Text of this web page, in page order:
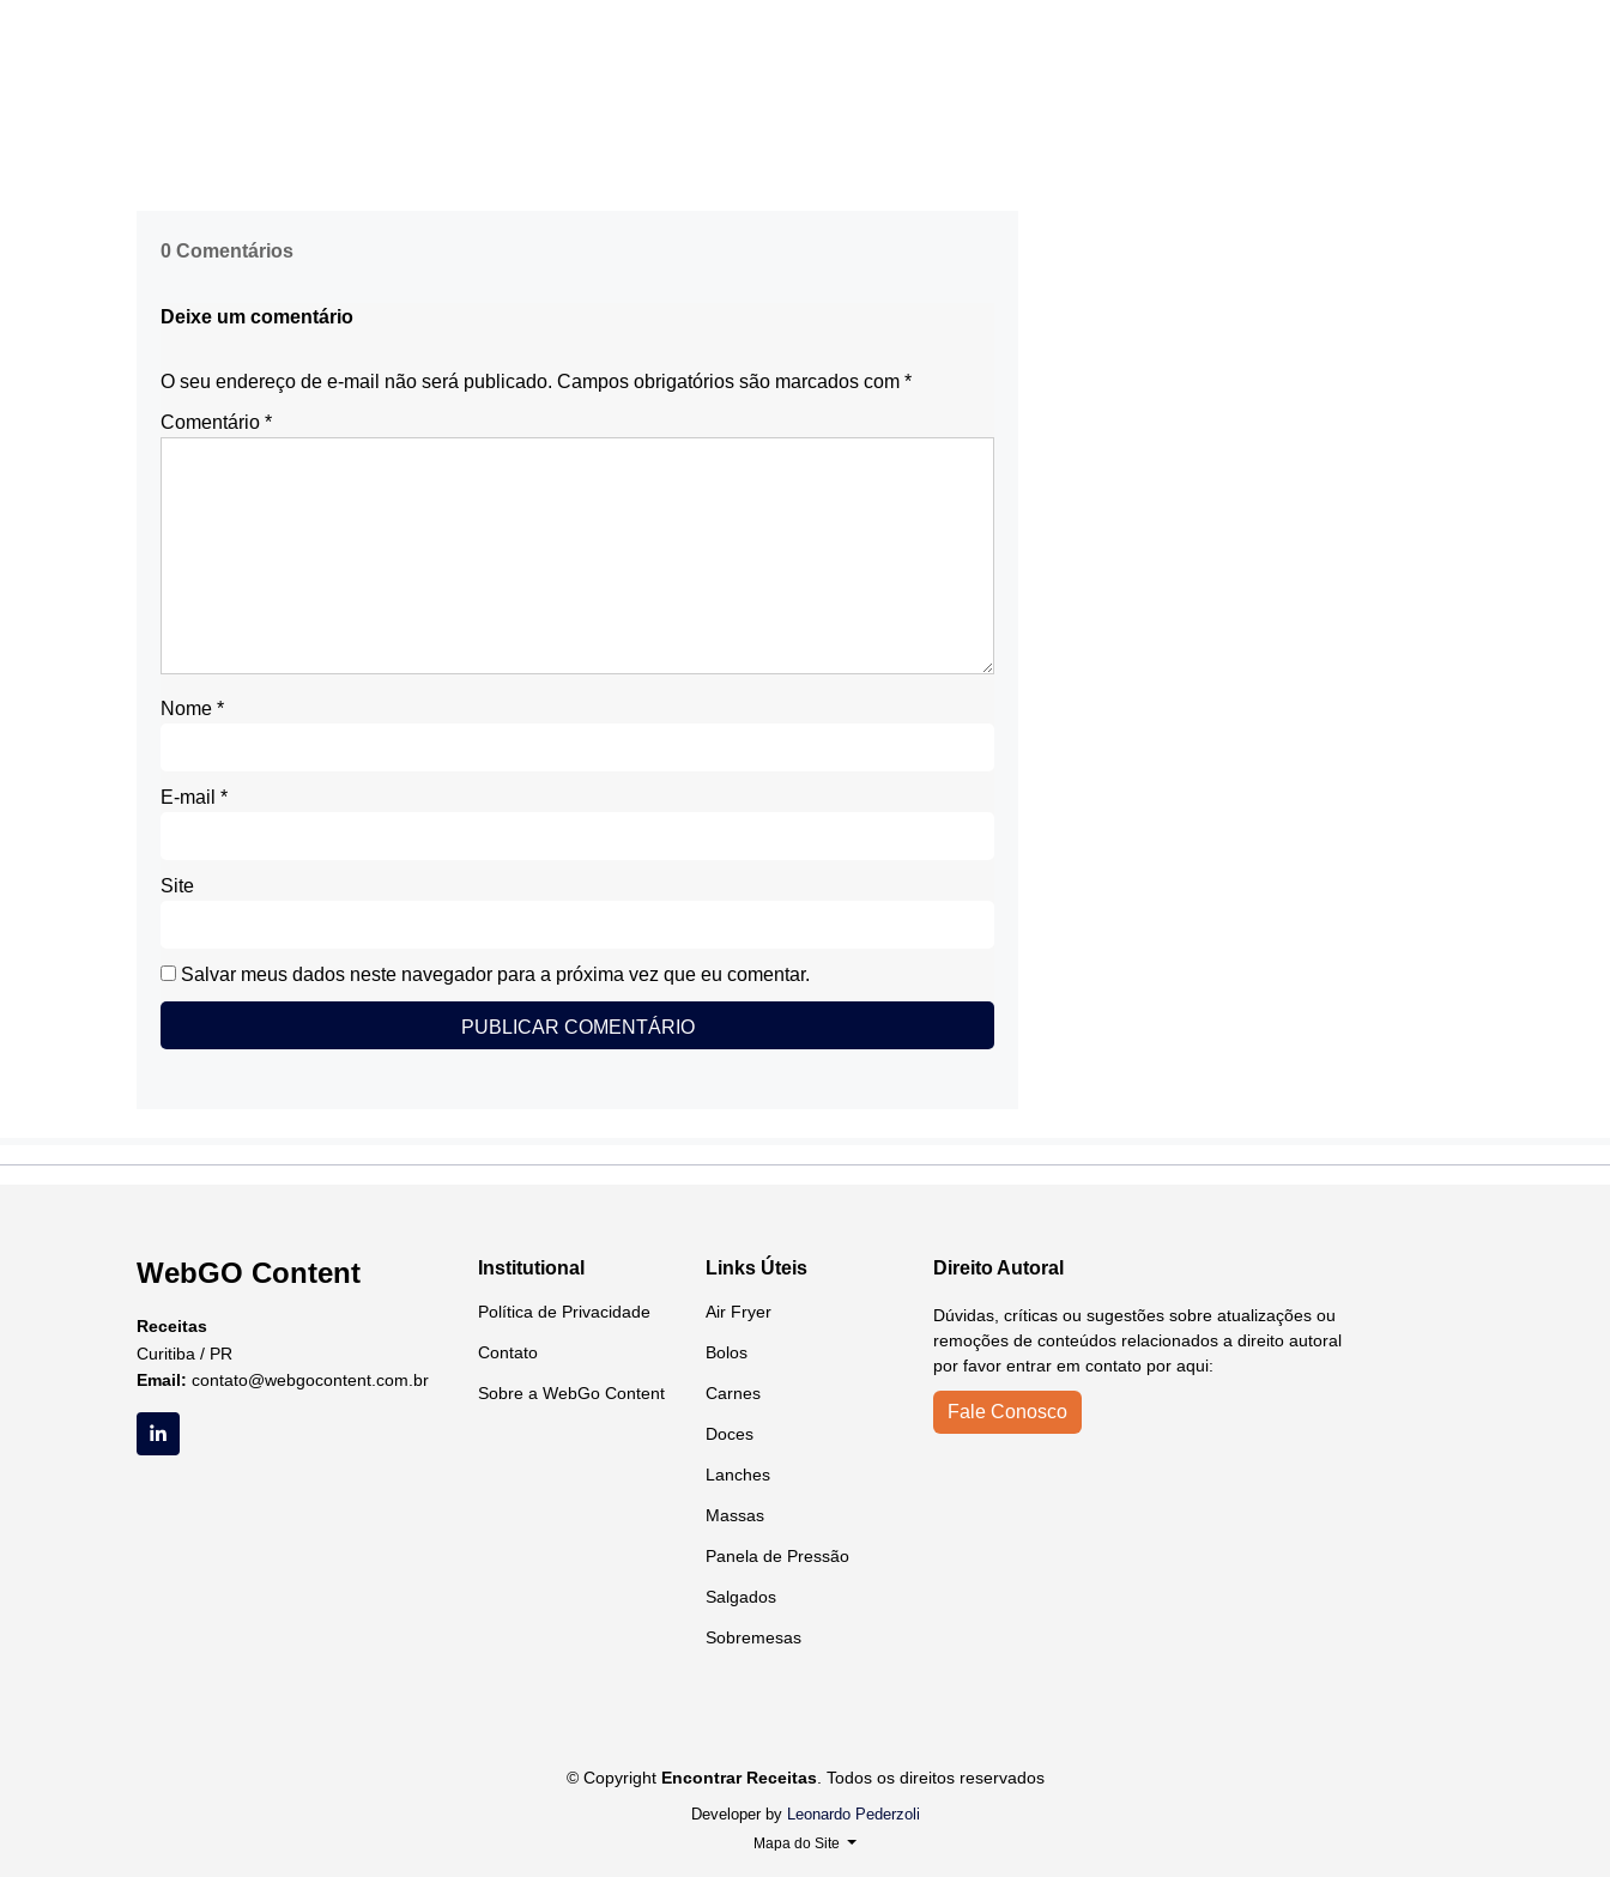
0 Comentários
Deixe um comentário
O seu endereço de e-mail não será publicado. Campos obrigatórios são marcados com *
Comentário *
Nome *
E-mail *
Site
Salvar meus dados neste navegador para a próxima vez que eu comentar.
WebGO Content
Receitas
Curitiba / PR
Email: contato@webgocontent.com.br
Institutional
Política de Privacidade
Contato
Sobre a WebGo Content
Links Úteis
Air Fryer
Bolos
Carnes
Doces
Lanches
Massas
Panela de Pressão
Salgados
Sobremesas
Direito Autoral
Dúvidas, críticas ou sugestões sobre atualizações ou
remoções de conteúdos relacionados a direito autoral
por favor entrar em contato por aqui:
Fale Conosco
© Copyright Encontrar Receitas. Todos os direitos reservados
Developer by Leonardo Pederzoli
Mapa do Site